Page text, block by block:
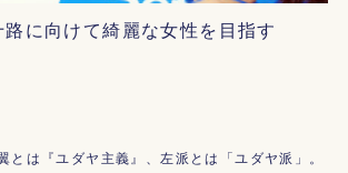
に向けて綺麗な女性を目指す
とは『ユダヤ主義』、左派とは「ユダヤ派」。